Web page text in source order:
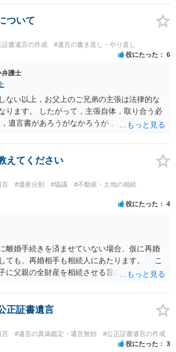
頼する場合は、１０～数十万円程度になるケ
報酬体系は、弁護士ごとに異なりますので一
ついて
証書遺言の作成 #遺言の書き直し・やり直し
役にたった 6
弁護士
ない以上，お父上のご兄弟の主張は法律的な
ります。 したがって，主張自体，取り合う必
遺言書があろうがなかろうが，お父上のご兄
代理人弁護士をたてて，その弁護士から相手
関する主張は法的根拠がなく，一切応じないこ
てこないでほしいこと ・連絡を継続してくる
報や法的措置も辞さないこと などを記載した
とがよろしいように思います。
えてください
言 #遺産分割 #協議
#不動産・土地の相続
役にたった 4
離婚手続きを済ませていない場合、仮に再婚
ても、再婚相手も相続人にあたります。 こ
に父親の全財産を相続させる旨の公正証書遺
侵害しているため、再婚相手から相続人
害額請求権が行使される可能性があります。
、問題の当事者であるお父様本人がお住まい
相談してみるのが望ましいように思います。
害額の請求） 第千四十六条 遺留分権利者及
正証書遺言
言 #遺言の真偽鑑定・遺言無効 #公正証書遺言の作成
役にたった 3